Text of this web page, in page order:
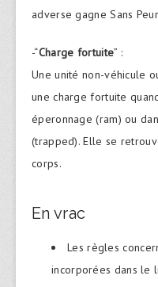
adverse gagne Sans
-“Charge fortuite” :
Une unité non-véhicule
une charge fortuite
éperonnage (ram) ou
(trapped). Elle se
corps.
En vrac
Les règles
incorporées dans le